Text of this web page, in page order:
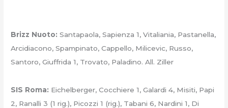
Brizz Nuoto: Santapaola, Sapienza 1, Vitaliania, Pastanella,
Arcidiacono, Spampinato, Cappello, Milicevic, Russo,
Santoro, Giuffrida 1, Trovato, Paladino. All. Ziller
SIS Roma: Eichelberger, Cocchiere 1, Galardi 4, Misiti, Papi
2, Ranalli 3 (1 rig.), Picozzi 1 (rig.), Tabani 6, Nardini 1, Di